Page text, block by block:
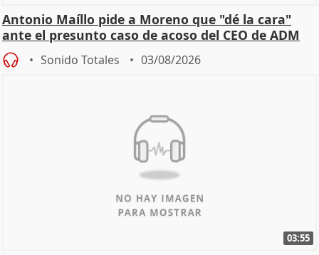
Antonio Maíllo pide a Moreno que "dé la cara"
ante el presunto caso de acoso del CEO de ADM
Sonido Totales 03/08/2026
03:55